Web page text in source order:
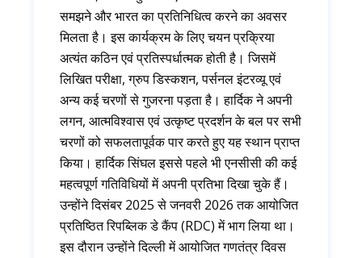
समझने और भारत का प्रतिनिधित्व करने का अवसर
मिलता है। इस कार्यक्रम के लिए चयन प्रक्रिया
अत्यंत कठिन एवं प्रतिस्पर्धात्मक होती है। जिसमें
लिखित परीक्षा, ग्रुप डिस्कशन, पर्सनल इंटरव्यू एवं
अन्य कई चरणों से गुजरना पड़ता है। हार्दिक ने अपनी
लगन, आत्मविश्वास एवं उत्कृष्ट प्रदर्शन के बल पर सभी
चरणों को सफलतापूर्वक पार करते हुए यह स्थान प्राप्त
किया। हार्दिक सिंघल इससे पहले भी एनसीसी की कई
महत्वपूर्ण गतिविधियों में अपनी प्रतिभा दिखा चुके हैं।
उन्होंने दिसंबर 2025 से जनवरी 2026 तक आयोजित
प्रतिष्ठित रिपब्लिक डे कैंप (RDC) में भाग लिया था।
इस दौरान उन्होंने दिल्ली में आयोजित गणतंत्र दिवस